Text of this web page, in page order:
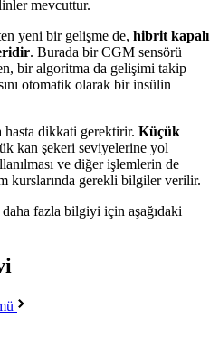
mevcuttur.
yeni bir gelişme de, hibrit kapalı
. Burada bir CGM sensörü
bir algoritma da gelişimi takip
otomatik olarak bir insülin
dikkati gerektirir. Küçük
kan şekeri seviyelerine yol
ve diğer işlemlerin de
kurslarında gerekli bilgiler verilir.
fazla bilgiyi için aşağıdaki